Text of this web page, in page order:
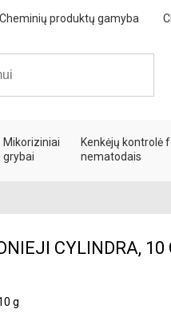
Cheminių produktų gamyba
Mikoriziniai
grybai
Kenkėjų kontrolė
nematodais
CYLINDRA, 10
g